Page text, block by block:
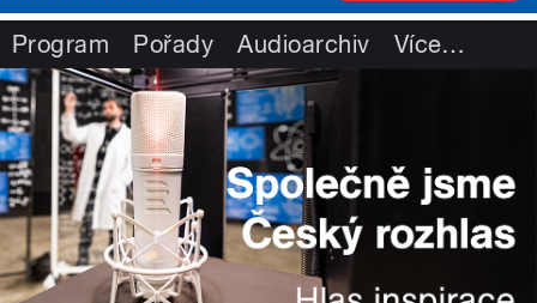
Program Pořady Audioarchiv Více…